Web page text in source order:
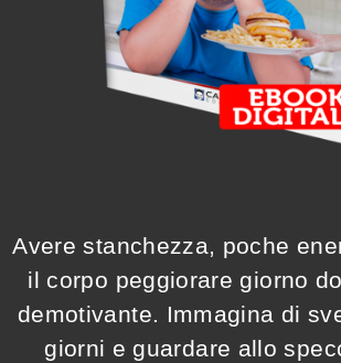
Avere stanchezza, poche
il corpo peggiorare giorno
demotivante. Immagina di
giorni e guardare allo